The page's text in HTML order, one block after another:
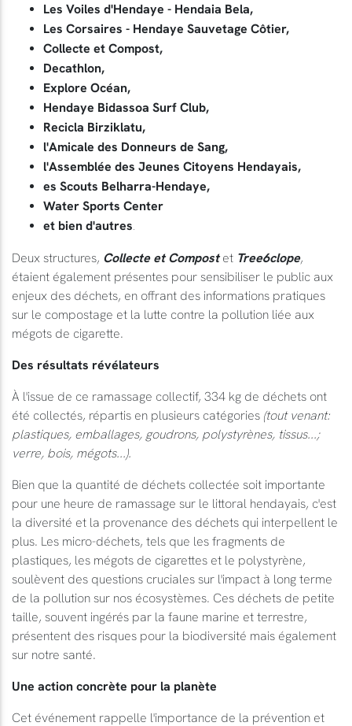
Les Voiles d'Hendaye - Hendaia Bela,
Les Corsaires - Hendaye Sauvetage Côtier,
Collecte et Compost,
Decathlon,
Explore Océan,
Hendaye Bidassoa Surf Club,
Recicla Birziklatu,
l'Amicale des Donneurs de Sang,
l'Assemblée des Jeunes Citoyens Hendayais,
es Scouts Belharra-Hendaye,
Water Sports Center
et bien d'autres.
Deux structures, Collecte et Compostet Tree6clope,
étaient également présentes pour sensibiliser le public aux
enjeux des déchets, en offrant des informations pratiques
sur le compostage et la lutte contre la pollution liée aux
mégots de cigarette.
Des résultats révélateurs
À l'issue de ce ramassage collectif, 334 kg de déchets ont
été collectés, répartis en plusieurs catégories (tout venant:
plastiques, emballages, goudrons, polystyrènes, tissus...;
verre, bois, mégots...).
Bien que la quantité de déchets collectée soit importante
pour une heure de ramassage sur le littoral hendayais, c'est
la diversité et la provenance des déchets qui interpellent le
plus. Les micro-déchets, tels que les fragments de
plastiques, les mégots de cigarettes et le polystyrène,
soulèvent des questions cruciales sur l'impact à long terme
de la pollution sur nos écosystèmes. Ces déchets de petite
taille, souvent ingérés par la faune marine et terrestre,
présentent des risques pour la biodiversité mais également
sur notre santé.
Une action concrète pour la planète
Cet événement rappelle l'importance de la prévention et